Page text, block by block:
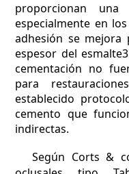
proporcionan una
especialmente en
adhesión se
espesor del
cementación no
para
establecido
cemento que
indirectas.
Según Corts &